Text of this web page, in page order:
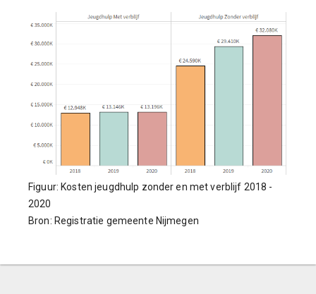
Figuur: Kosten jeugdhulp zonder en met verblijf 2018 -
2020
Bron: Registratie gemeente Nijmegen